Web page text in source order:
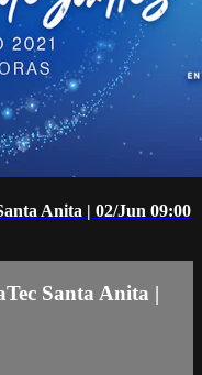
Anita | 02/Jun 09:00
Santa Anita |